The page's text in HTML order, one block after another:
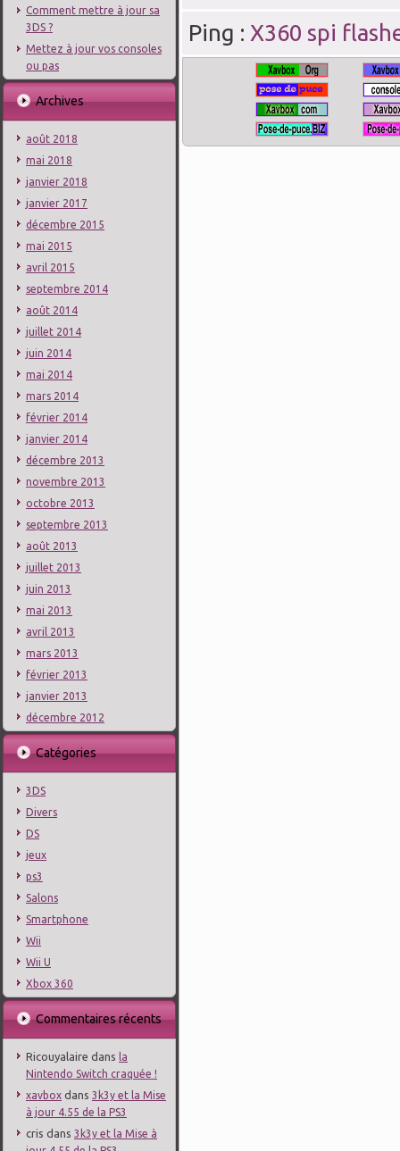
Comment mettre à jour sa
3DS ?
Mettez à jour vos consoles
ou pas
Archives
août 2018
mai 2018
janvier 2018
janvier 2017
décembre 2015
mai 2015
avril 2015
septembre 2014
août 2014
juillet 2014
juin 2014
mai 2014
mars 2014
février 2014
janvier 2014
décembre 2013
novembre 2013
octobre 2013
septembre 2013
août 2013
juillet 2013
juin 2013
mai 2013
avril 2013
mars 2013
février 2013
janvier 2013
décembre 2012
Catégories
3DS
Divers
DS
jeux
ps3
Salons
Smartphone
Wii
Wii U
Xbox 360
Commentaires récents
Ricouyalaire dans la
Nintendo Switch craquée !
xavbox dans 3k3y et la Mise
à jour 4.55 de la PS3
cris dans 3k3y et la Mise à
Ping : X360 spi